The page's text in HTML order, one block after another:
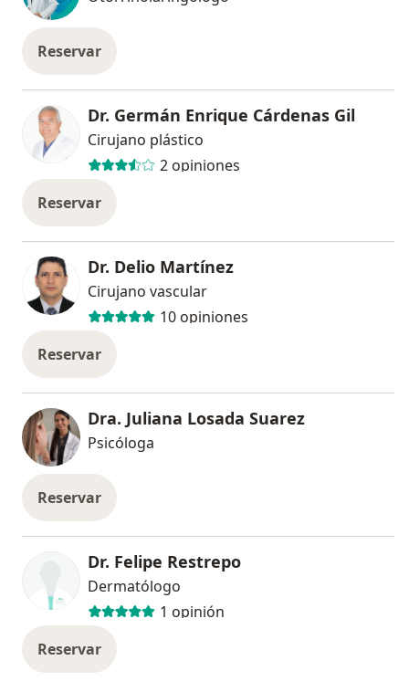
Reservar
Dr. Germán Enrique Cárdenas Gil
Cirujano plástico
2 opiniones
Reservar
Dr. Delio Martínez
Cirujano vascular
10 opiniones
Reservar
Dra. Juliana Losada Suarez
Psicóloga
Reservar
Dr. Felipe Restrepo
Dermatólogo
1 opinión
Reservar